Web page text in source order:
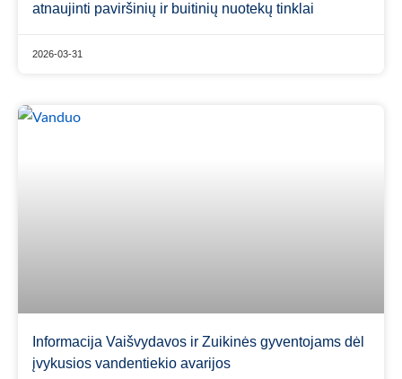
atnaujinti paviršinių ir buitinių nuotekų tinklai
2026-03-31
Informacija Vaišvydavos ir Zuikinės gyventojams dėl
įvykusios vandentiekio avarijos